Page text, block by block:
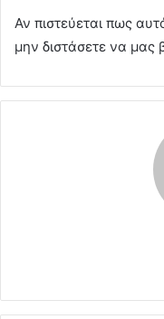
Αν πιστεύεται πως
μην διστάσετε να μας